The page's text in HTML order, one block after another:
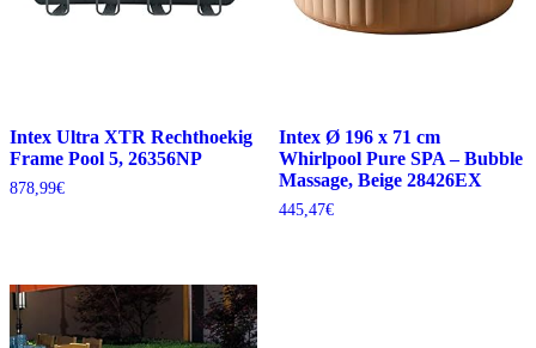
Intex Ultra XTR Rechthoekig
Frame Pool 5, 26356NP
878,99€
Intex Ø 196 x 71 cm
Whirlpool Pure SPA – Bubble
Massage, Beige 28426EX
445,47€